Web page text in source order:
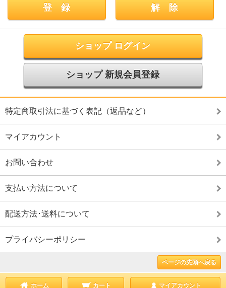
ショップ ログイン
ショップ 新規会員登録
特定商取引法に基づく表記（返品など）
マイアカウント
お問い合わせ
支払い方法について
配送方法･送料について
プライバシーポリシー
ページの先頭へ戻る
ホーム カート マイアカウント